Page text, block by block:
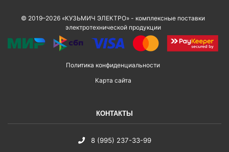
© 2019–2026 «КУЗЬМИЧ ЭЛЕКТРО» - комплексные поставки
электротехнической продукции
Политика конфиденциальности
Карта сайта
КОНТАКТЫ
8 (995) 237-33-99